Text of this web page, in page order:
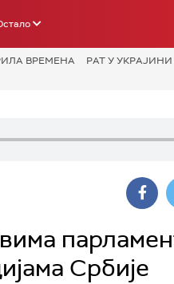
ВРЕМЕНА РАТ У УКРАЈИНИ
Србије